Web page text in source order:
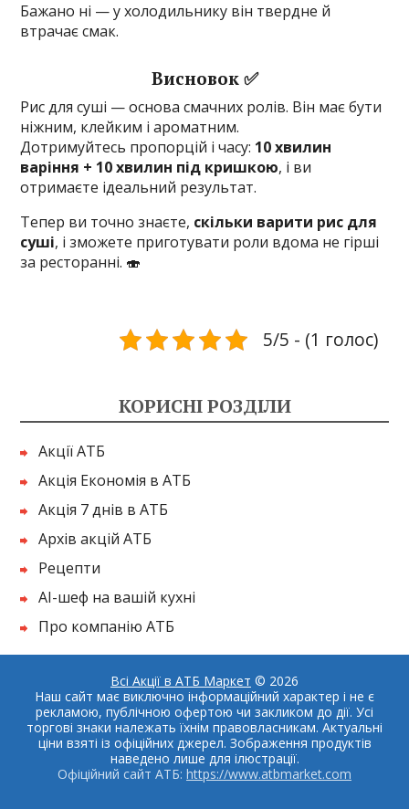
Бажано ні — у холодильнику він твердне й
втрачає смак.
Висновок ✅
Рис для суші — основа смачних ролів. Він має бути
ніжним, клейким і ароматним.
Дотримуйтесь пропорцій і часу: 10 хвилин
варіння + 10 хвилин під кришкою, і ви
отримаєте ідеальний результат.
Тепер ви точно знаєте, скільки варити рис для
суші, і зможете приготувати роли вдома не гірші
за ресторанні. 🍣
5/5 - (1 голос)
КОРИСНІ РОЗДІЛИ
Акції АТБ
Акція Економія в АТБ
Акція 7 днів в АТБ
Архів акцій АТБ
Рецепти
AI-шеф на вашій кухні
Про компанію АТБ
Всі Акції в АТБ Маркет © 2026
Наш сайт має виключно інформаційний характер і не є
рекламою, публічною офертою чи закликом до дії. Усі
торгові знаки належать їхнім правовласникам. Актуальні
ціни взяті із офіційних джерел. Зображення продуктів
наведено лише для ілюстрації.
Офіційний сайт АТБ: https://www.atbmarket.com